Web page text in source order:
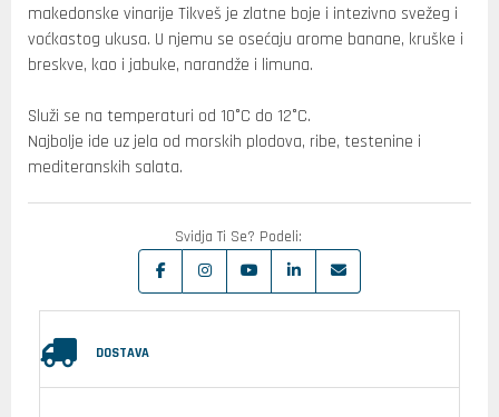
makedonske vinarije Tikveš je zlatne boje i intezivno svežeg i
voćkastog ukusa. U njemu se osećaju arome banane, kruške i
breskve, kao i jabuke, narandže i limuna.
Služi se na temperaturi od 10°C do 12°C.
Najbolje ide uz jela od morskih plodova, ribe, testenine i
mediteranskih salata.
Svidja Ti Se? Podeli:
DOSTAVA